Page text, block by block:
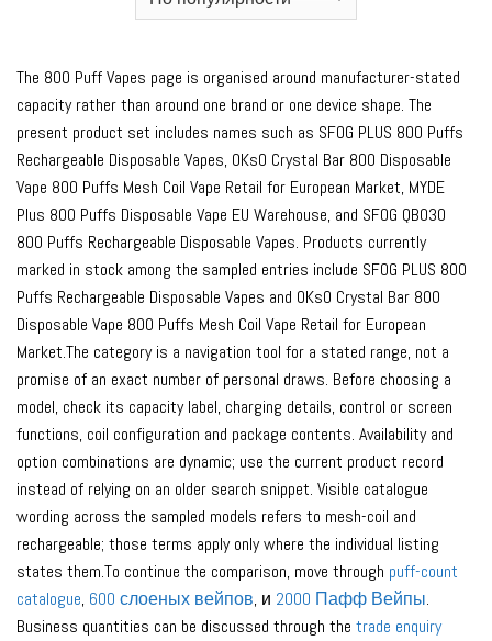
The 800 Puff Vapes page is organised around manufacturer-stated
capacity rather than around one brand or one device shape. The
present product set includes names such as SFOG PLUS 800 Puffs
Rechargeable Disposable Vapes, OKsO Crystal Bar 800 Disposable
Vape 800 Puffs Mesh Coil Vape Retail for European Market, MYDE
Plus 800 Puffs Disposable Vape EU Warehouse, and SFOG QB030
800 Puffs Rechargeable Disposable Vapes. Products currently
marked in stock among the sampled entries include SFOG PLUS 800
Puffs Rechargeable Disposable Vapes and OKsO Crystal Bar 800
Disposable Vape 800 Puffs Mesh Coil Vape Retail for European
Market.The category is a navigation tool for a stated range, not a
promise of an exact number of personal draws. Before choosing a
model, check its capacity label, charging details, control or screen
functions, coil configuration and package contents. Availability and
option combinations are dynamic; use the current product record
instead of relying on an older search snippet. Visible catalogue
wording across the sampled models refers to mesh-coil and
rechargeable; those terms apply only where the individual listing
states them.To continue the comparison, move through puff-count
catalogue, 600 слоеных вейпов, и 2000 Пафф Вейпы.
Business quantities can be discussed through the trade enquiry